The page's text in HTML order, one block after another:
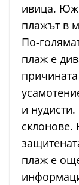
ивица.
плажът в
По-
плаж е
и
плаж е